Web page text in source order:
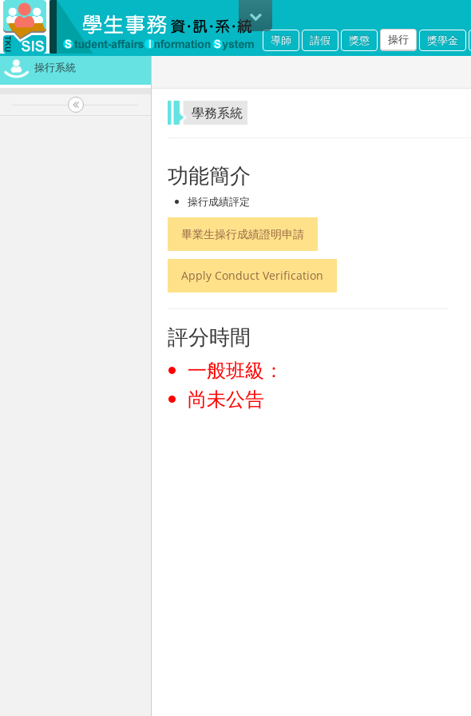
導師 請假 獎懲 操行 獎學金
操行系統
學務系統
功能簡介
操行成績評定
畢業生操行成績證明申請
Apply Conduct Verification
評分時間
一般班級：
尚未公告